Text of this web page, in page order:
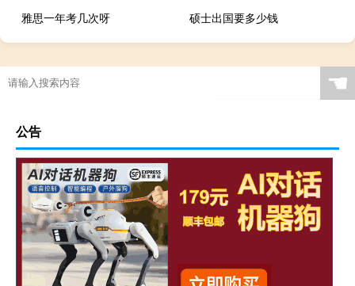
雅思一年考几次呀 硕士出国要多少钱
☚
公告